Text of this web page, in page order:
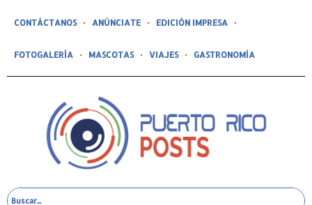
CONTÁCTANOS ANÚNCIATE EDICIÓN IMPRESA
FOTOGALERÍA MASCOTAS VIAJES GASTRONOMÍA